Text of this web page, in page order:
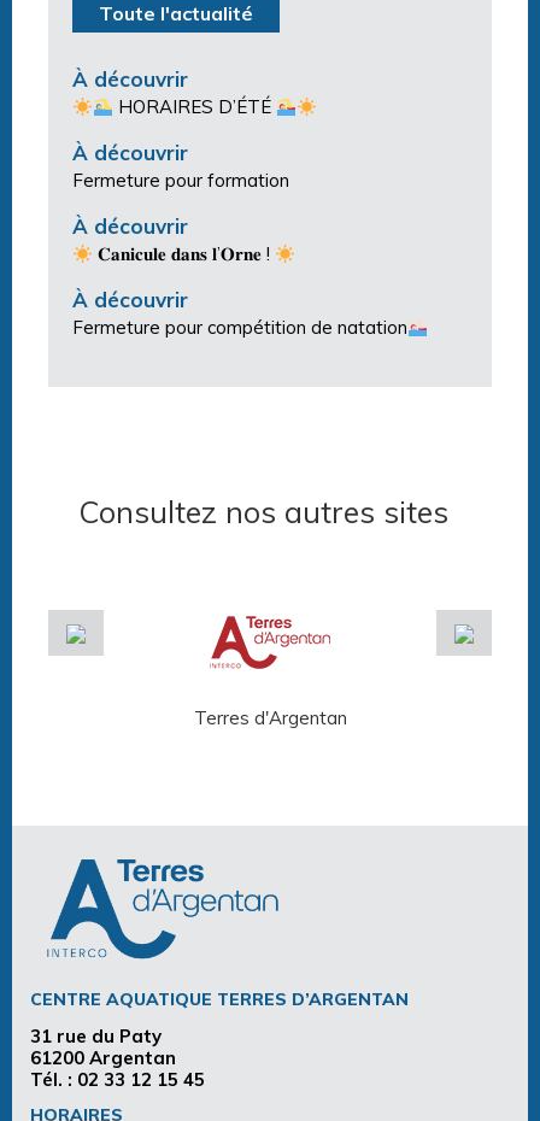
Toute l'actualité
À découvrir
HORAIRES D’ÉTÉ
À découvrir
Fermeture pour formation
À découvrir
𝐂𝐚𝐧𝐢𝐜𝐮𝐥𝐞 𝐝𝐚𝐧𝐬 𝐥’𝐎𝐫𝐧𝐞 !
À découvrir
Fermeture pour compétition de natation
Consultez nos autres sites
Terres d'Argentan
CENTRE AQUATIQUE TERRES D’ARGENTAN
31 rue du Paty
61200 Argentan
Tél. : 02 33 12 15 45
HORAIRES